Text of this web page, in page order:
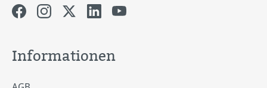
Informationen